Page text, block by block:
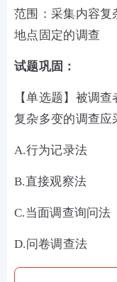
范围：采集内容复
地点固定的调查
试题巩固：
【单选题】被调
复杂多变的调查应
A.行为记录法
B.直接观察法
C.当面调查询问法
D.问卷调查法